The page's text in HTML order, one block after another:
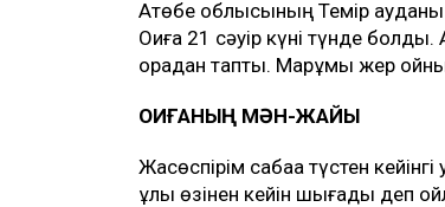
Ақтөбе облысының Темір
Оқиға 21 сәуір күні түнде
қорадан тапты. Марқұмы жер
ОҚИҒАНЫҢ МӘН-ЖАЙЫ
Жасөспірім сабаққа түстен
ұлы өзінен кейін шығады деп